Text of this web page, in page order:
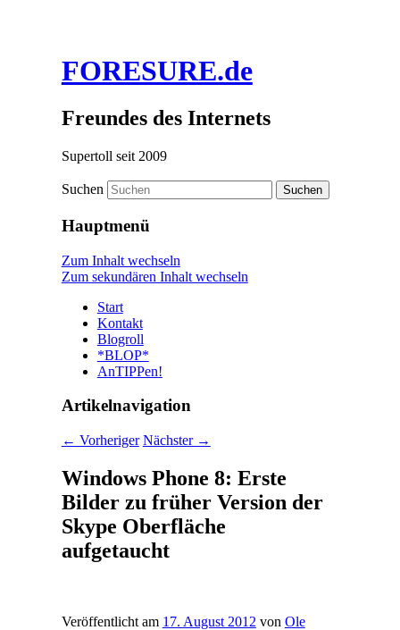
FORESURE.de
Freundes des Internets
Supertoll seit 2009
Suchen
Hauptmenü
Zum Inhalt wechseln
Zum sekundären Inhalt wechseln
Start
Kontakt
Blogroll
*BLOP*
AnTIPPen!
Artikelnavigation
← Vorheriger Nächster →
Windows Phone 8: Erste
Bilder zu früher Version der
Skype Oberfläche
aufgetaucht
Veröffentlicht am 17. August 2012 von Ole